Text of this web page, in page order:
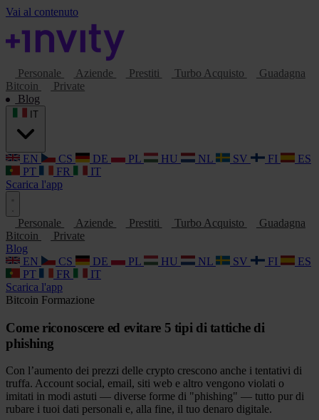
Vai al contenuto
Personale Aziende Prestiti Turbo Acquisto
Guadagna
Bitcoin
Private
Blog
EN CS DE PL HU NL SV FI
ES
PT
FR
IT
Scarica l'app
Personale Aziende Prestiti Turbo Acquisto
Guadagna
Bitcoin
Private
Blog
EN
CS DE PL HU NL SV FI
ES
PT
FR
IT
Scarica l'app
Bitcoin Formazione
Come riconoscere ed evitare 5 tipi di tattiche di
phishing
Con l’aumento dei prezzi delle crypto crescono anche i tentativi di
truffa. Account social, email, siti web e altro vengono violati o
imitati in modi astuti — diverse forme di "phishing" — tutto pur di
rubare i tuoi dati personali e, alla fine, il tuo denaro digitale.